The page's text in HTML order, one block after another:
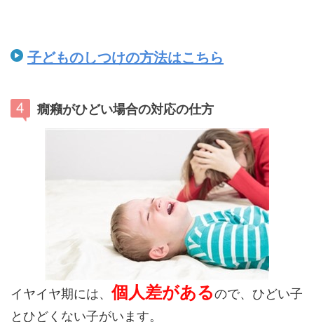
子どものしつけの方法はこちら
癇癪がひどい場合の対応の仕方
イヤイヤ期には、個人差があるので、ひどい子
とひどくない子がいます。